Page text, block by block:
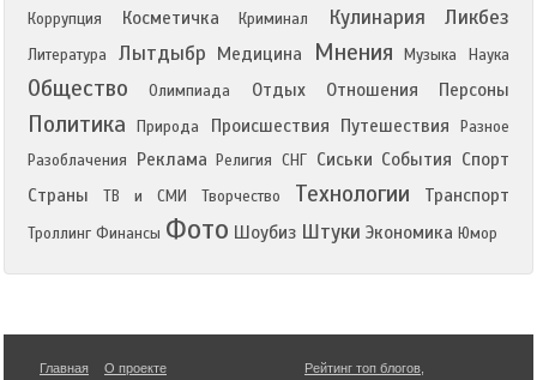
Коррупция Косметичка Криминал Кулинария Ликбез
Литература Лытдыбр Медицина Мнения Музыка Наука
Общество Олимпиада Отдых Отношения Персоны
Политика Природа Происшествия Путешествия
Разное
Разоблачения
Реклама Религия СНГ Сиськи События Спорт
Страны
ТВ и СМИ Творчество Технологии Транспорт
Троллинг Финансы Фото Шоубиз Штуки Экономика Юмор
Главная О проекте Рейтинг топ блогов